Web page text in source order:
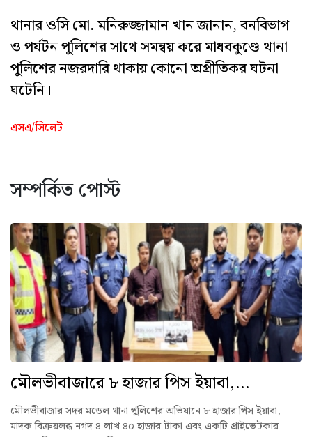
থানার ওসি মো. মনিরুজ্জামান খান জানান, বনবিভাগ
ও পর্যটন পুলিশের সাথে সমন্বয় করে মাধবকুণ্ডে থানা
পুলিশের নজরদারি থাকায় কোনো অপ্রীতিকর ঘটনা
ঘটেনি।
এসএ/সিলেট
সম্পর্কিত পোস্ট
মৌলভীবাজারে ৮ হাজার পিস ইয়াবা,...
মৌলভীবাজার সদর মডেল থানা পুলিশের অভিযানে ৮ হাজার পিস ইয়াবা,
মাদক বিক্রয়লব্ধ নগদ ৪ লাখ ৪০ হাজার টাকা এবং একটি প্রাইভেটকার